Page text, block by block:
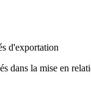
d'exportation
dans la mise en